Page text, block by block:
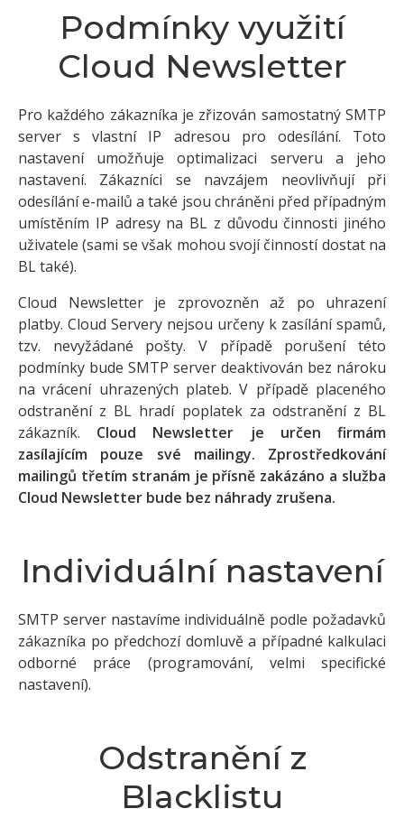
Podmínky využití
Cloud Newsletter
Pro každého zákazníka je zřizován samostatný SMTP
server s vlastní IP adresou pro odesílání. Toto
nastavení umožňuje optimalizaci serveru a jeho
nastavení. Zákazníci se navzájem neovlivňují při
odesílání e-mailů a také jsou chráněni před případným
umístěním IP adresy na BL z důvodu činnosti jiného
uživatele (sami se však mohou svojí činností dostat na
BL také).
Cloud Newsletter je zprovozněn až po uhrazení
platby. Cloud Servery nejsou určeny k zasílání spamů,
tzv. nevyžádané pošty. V případě porušení této
podmínky bude SMTP server deaktivován bez nároku
na vrácení uhrazených plateb. V případě placeného
odstranění z BL hradí poplatek za odstranění z BL
zákazník. Cloud Newsletter je určen firmám
zasílajícím pouze své mailingy. Zprostředkování
mailingů třetím stranám je přísně zakázáno a služba
Cloud Newsletter bude bez náhrady zrušena.
Individuální nastavení
SMTP server nastavíme individuálně podle požadavků
zákazníka po předchozí domluvě a případné kalkulaci
odborné práce (programování, velmi specifické
nastavení).
Odstranění z
Blacklistu